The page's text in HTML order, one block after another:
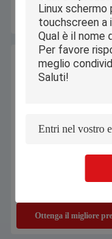
11,6 pollici per imparare
Ottenga il migliore
taccuino di Android con
Ottenga il migliore